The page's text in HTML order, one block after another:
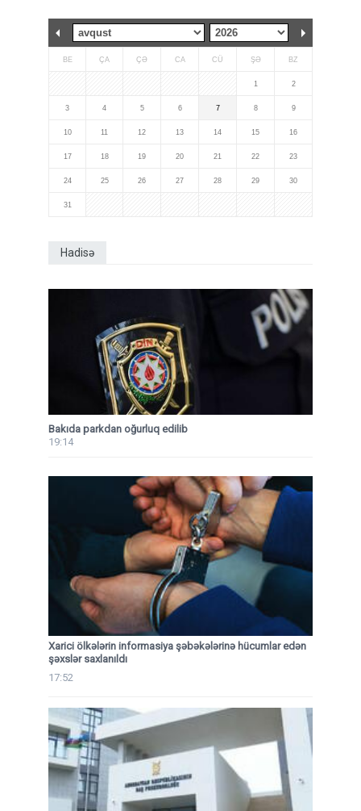
BE ÇA ÇƏ CA CÜ ŞƏ BZ
1 2
3 4 5 6 7 8 9
10 11 12 13 14 15 16
17 18 19 20 21 22 23
24 25 26 27 28 29 30
31
Hadisə
Bakıda parkdan oğurluq edilib
19:14
Xarici ölkələrin informasiya şəbəkələrinə hücumlar edən
şəxslər saxlanıldı
17:52